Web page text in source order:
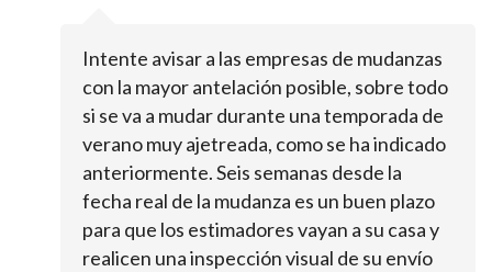
Intente avisar a las empresas de mudanzas
con la mayor antelación posible, sobre todo
si se va a mudar durante una temporada de
verano muy ajetreada, como se ha indicado
anteriormente. Seis semanas desde la
fecha real de la mudanza es un buen plazo
para que los estimadores vayan a su casa y
realicen una inspección visual de su envío